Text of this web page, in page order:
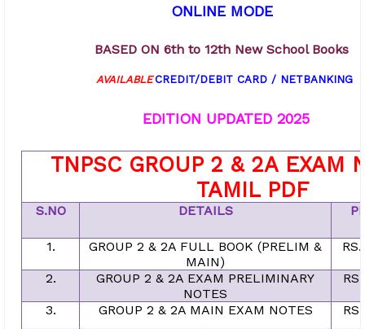
ONLINE MODE
BASED ON 6th to 12th New School Books
AVAILABLE CREDIT/DEBIT CARD / NETBANKING
EDITION UPDATED 2025
TNPSC GROUP 2 & 2A EXAM
TAMIL PDF
S.NO DETAILS
1.
GROUP 2 & 2A FULL BOOK (PRELIM &
MAIN)
2.
GROUP 2 & 2A EXAM PRELIMINARY
NOTES
3. GROUP 2 & 2A MAIN EXAM NOTES